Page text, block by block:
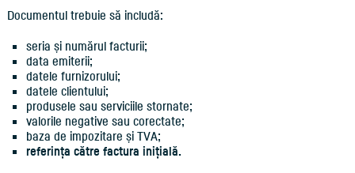
Documentul trebuie să includă:
seria și numărul facturii;
data emiterii;
datele furnizorului;
datele clientului;
produsele sau serviciile stornate;
valorile negative sau corectate;
baza de impozitare și TVA;
referința către factura inițială.